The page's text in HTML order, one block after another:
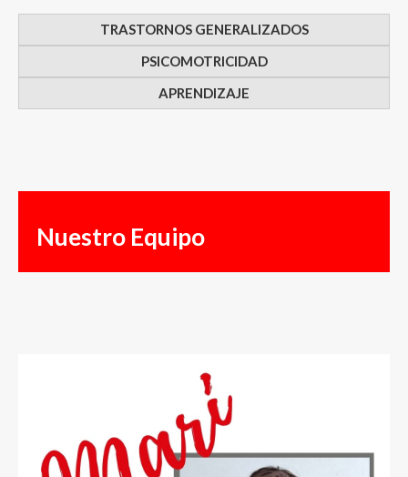
TRASTORNOS GENERALIZADOS
PSICOMOTRICIDAD
APRENDIZAJE
Nuestro Equipo